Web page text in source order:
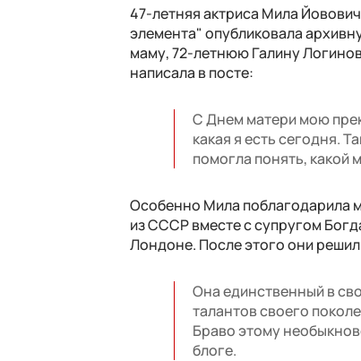
47-летняя актриса Мила
элемента" опубликовала
маму, 72-летнюю Галину
написала в посте:
С Днем матери мою
какая я есть сегодня.
помогла понять, какой
Особенно Мила поблагодарила
из СССР вместе с супругом
Лондоне. После этого они
Она единственный в
талантов своего
Браво этому
блоге.